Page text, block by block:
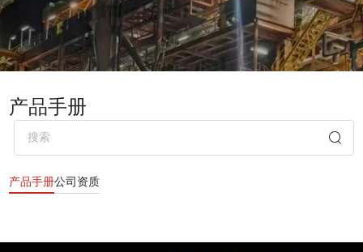
产品手册
产品手册公司资质